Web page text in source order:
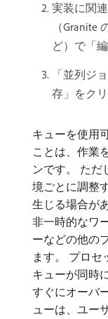
実装に関
（Granite
ど）で「
「並列ジ
存」をク
キューを使用
ことは、作業
ンです。 ただ
境ごとに調整
生じる場合が
非一時的なワ
ーなどの他の
ます。 プロセ
キューが同時
すぐにオーバ
ューは、ユー